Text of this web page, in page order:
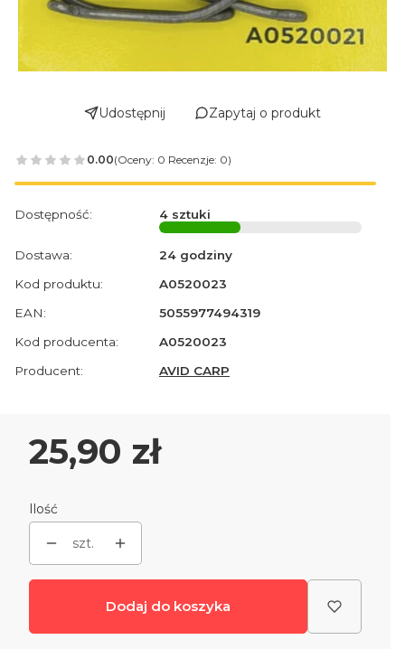
Udostępnij Zapytaj o produkt
0.00(Oceny: 0 Recenzje: 0)
Dostępność: 4 sztuki
Dostawa:
24 godziny
Kod produktu:
A0520023
EAN:
5055977494319
Kod producenta:
A0520023
Producent:
AVID CARP
Cena
25,90 zł
Ilość
szt.
Dodaj do koszyka